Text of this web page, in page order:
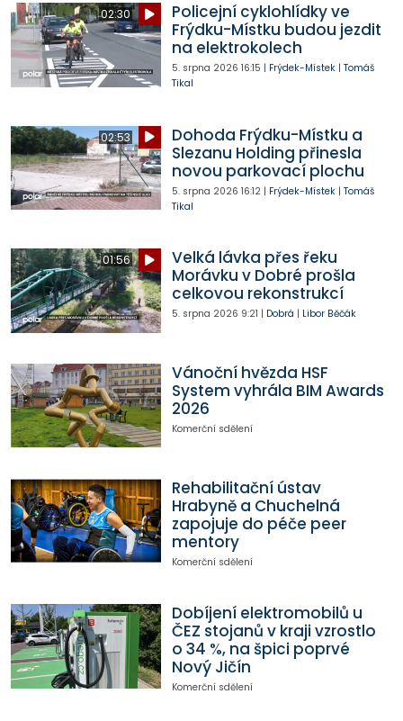
02:30
Policejní cyklohlídky ve
Frýdku-Místku budou jezdit
na elektrokolech
5. srpna 2026 16:15 | Frýdek-Místek| Tomáš
Tikal
02:53
Dohoda Frýdku-Místku a
Slezanu Holding přinesla
novou parkovací plochu
5. srpna 2026 16:12| Frýdek-Místek| Tomáš
Tikal
01:56
Velká lávka přes řeku
Morávku v Dobré prošla
celkovou rekonstrukcí
5. srpna 2026 9:21 | Dobrá | Libor Běčák
Vánoční hvězda HSF
System vyhrála BIM Awards
2026
Komerční sdělení
Rehabilitační ústav
Hrabyně a Chuchelná
zapojuje do péče peer
mentory
Komerční sdělení
Dobíjení elektromobilů u
ČEZ stojanů v kraji vzrostlo
o 34 %, na špici poprvé
Nový Jičín
Komerční sdělení